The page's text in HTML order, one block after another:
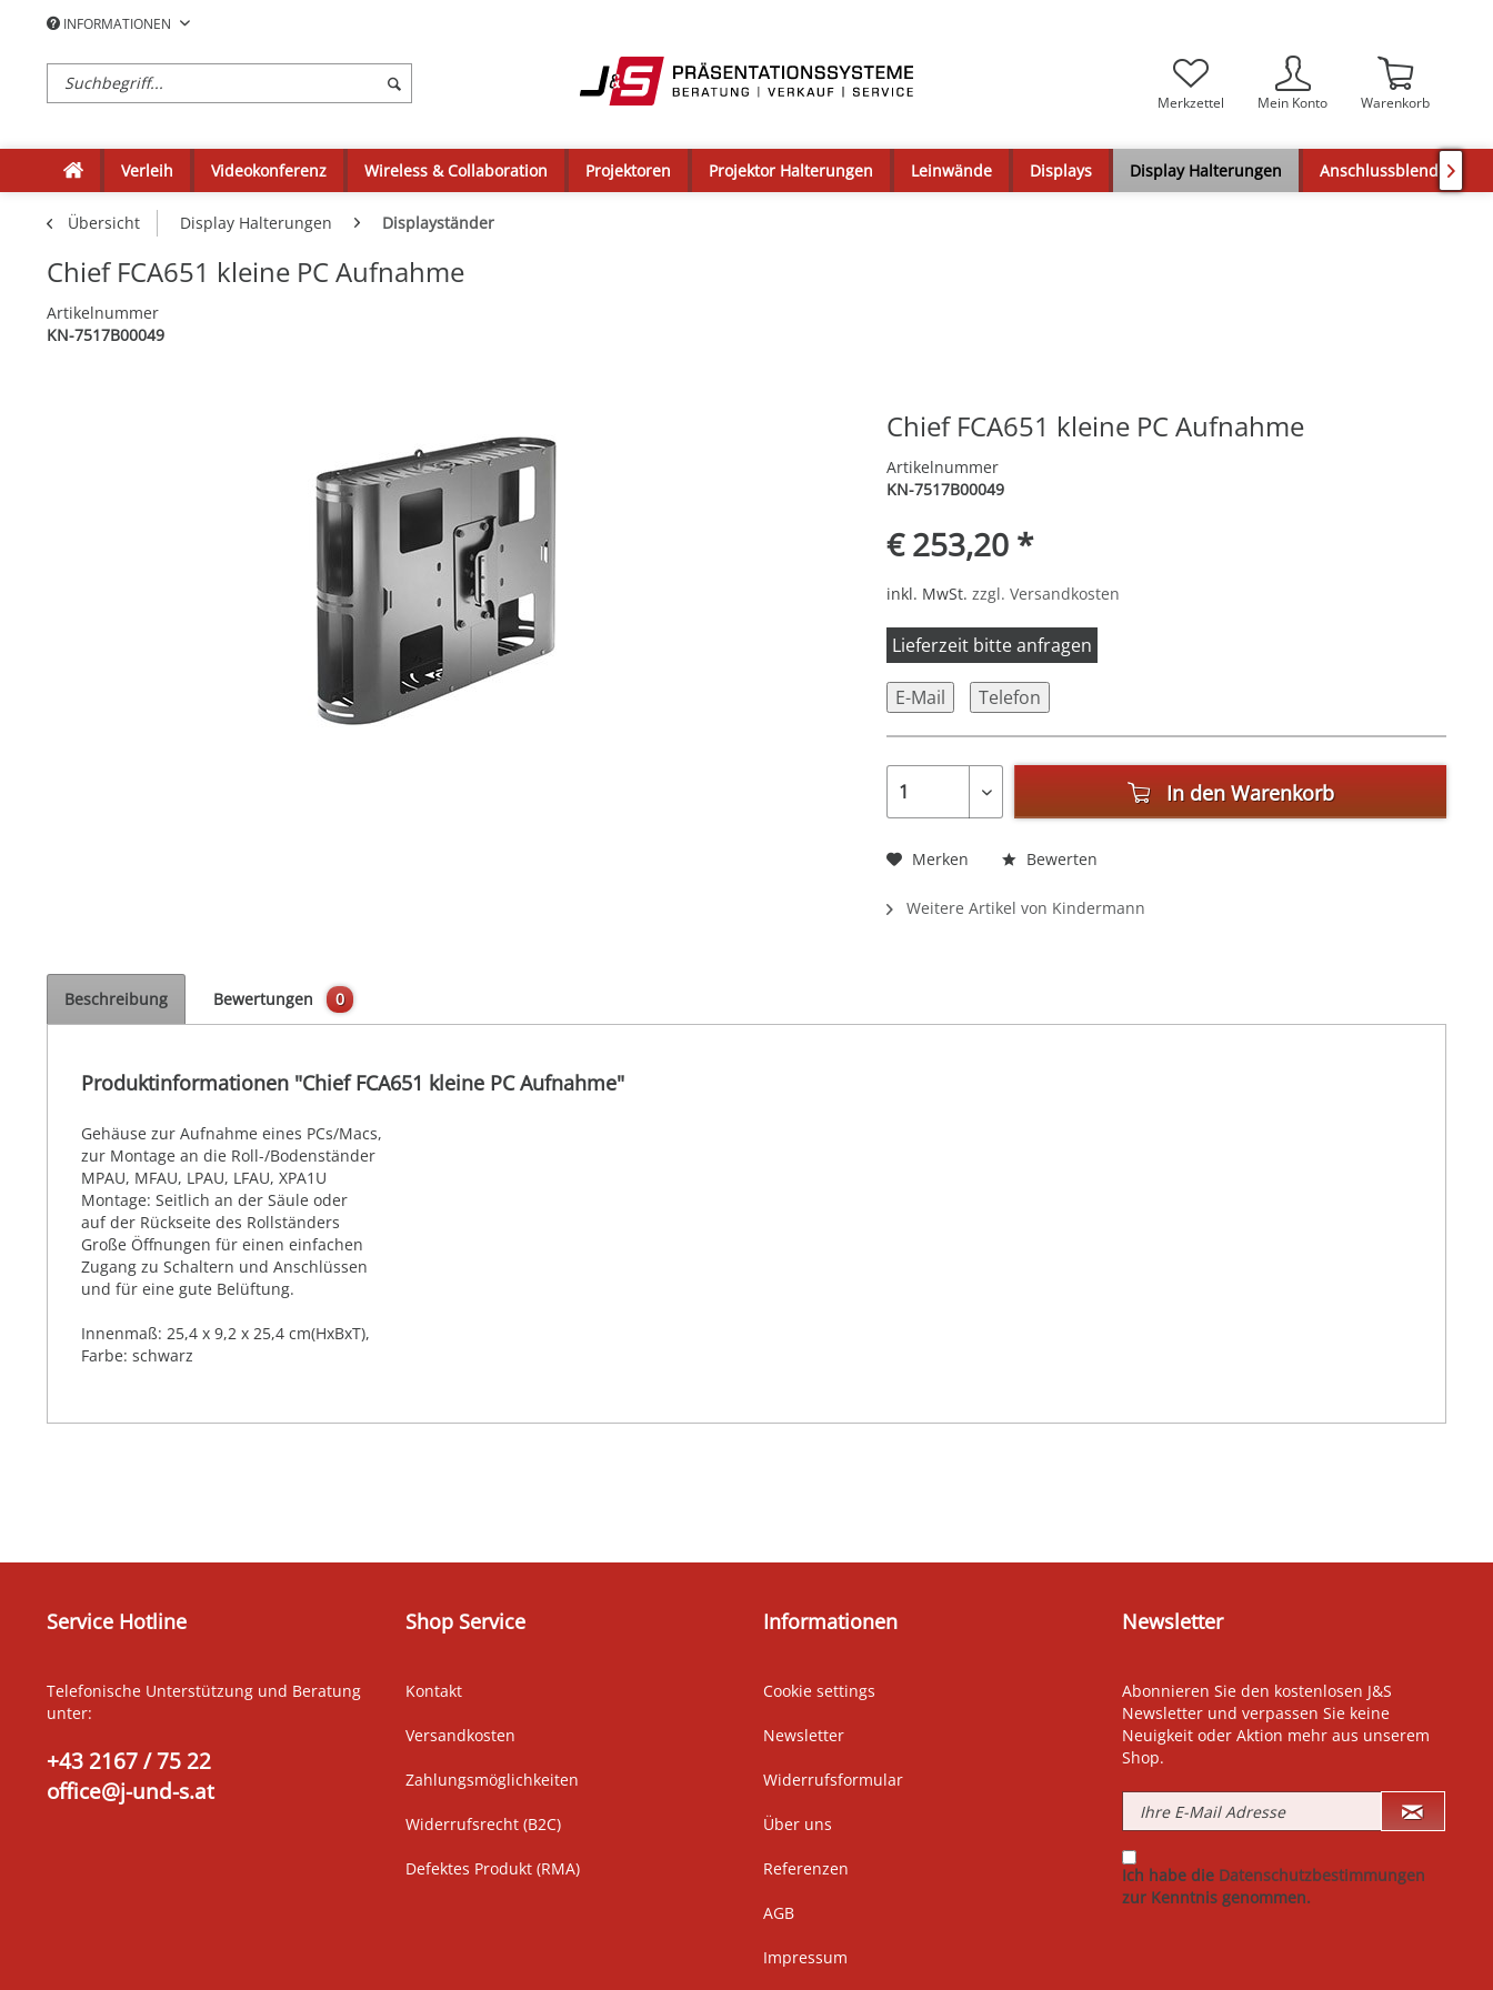
INFORMATIONEN
Merkzettel Mein Konto Warenkorb
Verleih Videokonferenz Wireless & Collaboration Projektoren Projektor Halterungen Leinwände Displays Display Halterungen Anschlussblenden

Übersicht Display Halterungen Displayständer
Chief FCA651 kleine PC Aufnahme
Artikelnummer
KN-7517B00049
Chief FCA651 kleine PC Aufnahme
Artikelnummer
KN-7517B00049
€ 253,20 *
inkl. MwSt. zzgl. Versandkosten
Lieferzeit bitte anfragen
E-Mail Telefon
In den Warenkorb
Merken Bewerten
Weitere Artikel von Kindermann
Beschreibung Bewertungen 0
Produktinformationen "Chief FCA651 kleine PC Aufnahme"
Gehäuse zur Aufnahme eines PCs/Macs,
zur Montage an die Roll-/Bodenständer
MPAU, MFAU, LPAU, LFAU, XPA1U
Montage: Seitlich an der Säule oder
auf der Rückseite des Rollständers
Große Öffnungen für einen einfachen
Zugang zu Schaltern und Anschlüssen
und für eine gute Belüftung.
Innenmaß: 25,4 x 9,2 x 25,4 cm(HxBxT),
Farbe: schwarz
Service Hotline
Telefonische Unterstützung und Beratung
unter:
+43 2167 / 75 22
office@j-und-s.at
Shop Service
Kontakt
Versandkosten
Zahlungsmöglichkeiten
Widerrufsrecht (B2C)
Defektes Produkt (RMA)
Informationen
Cookie settings
Newsletter
Widerrufsformular
Über uns
Referenzen
AGB
Impressum
Newsletter
Abonnieren Sie den kostenlosen J&S
Newsletter und verpassen Sie keine
Neuigkeit oder Aktion mehr aus unserem
Shop.
Ich habe die Datenschutzbestimmungen
zur Kenntnis genommen.